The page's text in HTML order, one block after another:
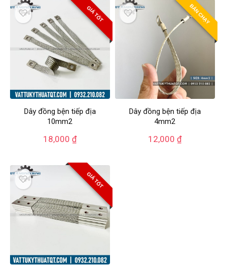
GIÁ TỐT
Dây đồng bện tiếp địa
10mm2
18,000 ₫
BÁN CHẠY
Dây đồng bện tiếp địa
4mm2
12,000 ₫
GIÁ TỐT